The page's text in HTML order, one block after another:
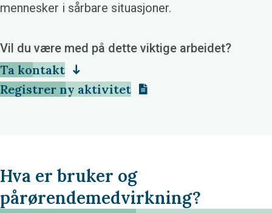
mennesker i sårbare situasjoner.
Vil du være med på dette viktige arbeidet?
Ta kontakt
Registrer ny aktivitet
Hva er bruker og
pårørendemedvirkning?